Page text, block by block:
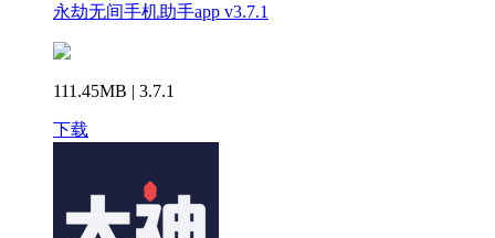
永劫无间手机助手app v3.7.1
111.45MB | 3.7.1
下载